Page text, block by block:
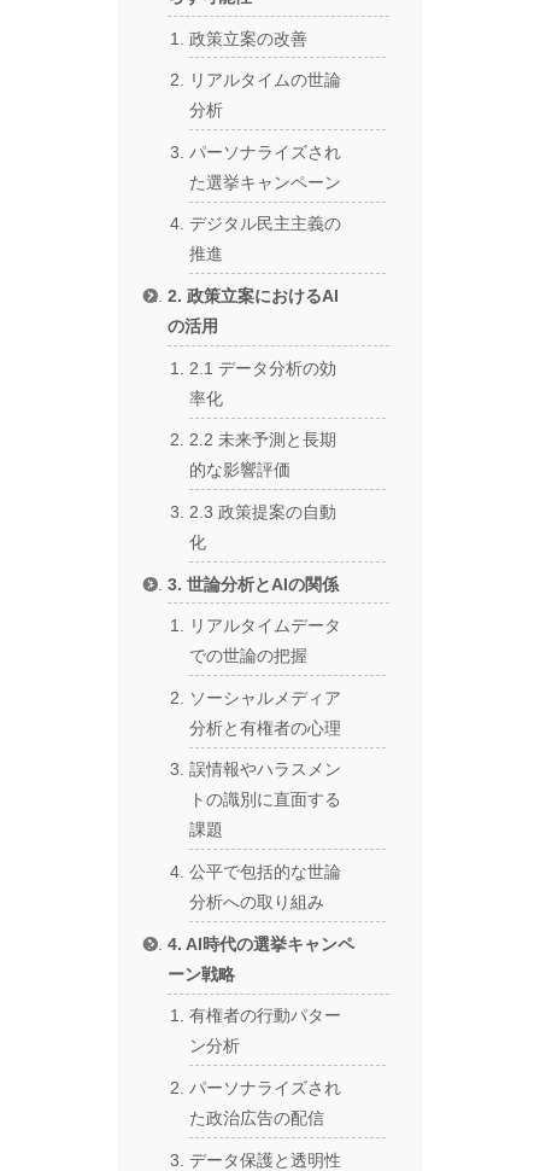
政策立案の改善
リアルタイムの世論
分析
パーソナライズされ
た選挙キャンペーン
デジタル民主主義の
推進
2. 政策立案におけるAI
の活用
2.1 データ分析の効
率化
2.2 未来予測と長期
的な影響評価
2.3 政策提案の自動
化
3. 世論分析とAIの関係
リアルタイムデータ
での世論の把握
ソーシャルメディア
分析と有権者の心理
誤情報やハラスメン
トの識別に直面する
課題
公平で包括的な世論
分析への取り組み
4. AI時代の選挙キャンペ
ーン戦略
有権者の行動パター
ン分析
パーソナライズされ
た政治広告の配信
データ保護と透明性